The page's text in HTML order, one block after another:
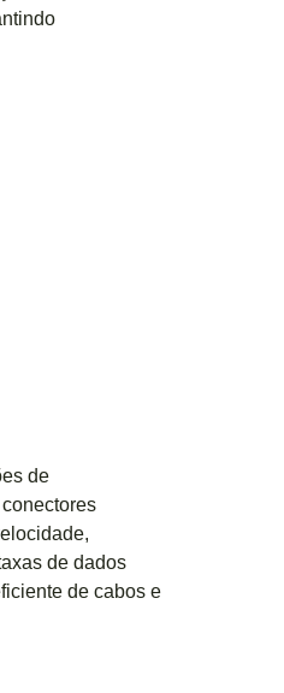
de
de dados
de cabos e